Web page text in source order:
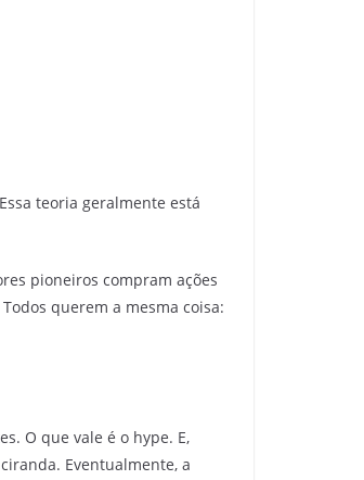
teoria geralmente está
pioneiros compram ações
querem a mesma coisa:
O que vale é o hype. E,
Eventualmente, a